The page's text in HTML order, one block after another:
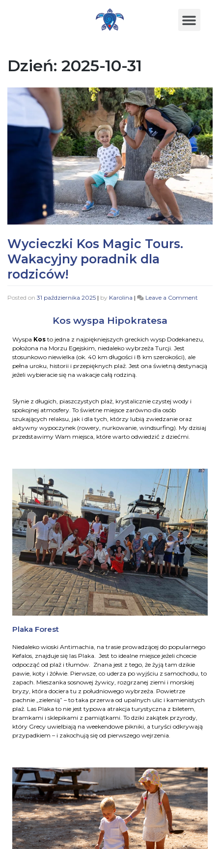
Dzień: 2025-10-31
Wycieczki Kos Magic Tours.
Wakacyjny poradnik dla
rodziców!
Posted on 31 października 2025 | by Karolina | Leave a Comment
Kos wyspa Hipokratesa
Wyspa Kos to jedna z najpiękniejszych greckich wysp Dodekanezu,
położona na Morzu Egejskim, niedaleko wybrzeża Turcji. Jest
stosunkowo niewielka (ok. 40 km długości i 8 km szerokości), ale
pełna uroku, historii i przepięknych plaż. Jest ona świetną destynacją
jeżeli wybieracie się na wakacje całą rodziną.
Słynie z długich, piaszczystych plaż, krystalicznie czystej wody i
spokojnej atmosfery. To świetne miejsce zarówno dla osób
szukających relaksu, jak i dla tych, którzy lubią zwiedzanie oraz
aktywny wypoczynek (rowery, nurkowanie, windsurfing). My dzisiaj
przedstawimy Wam miejsca, które warto odwiedzić z dziećmi.
Plaka Forest
Niedaleko wioski Antimachia, na trasie prowadzącej do popularnego
Kefalos, znajduje się las Plaka. Jest to idealne miejsce jeżeli chcecie
odpocząć od plaż i tłumów. Znana jest z tego, że żyją tam dzikie
pawie, koty i żółwie. Pierwsze, co uderza po wyjściu z samochodu, to
zapach. Mieszanka sosnowej żywicy, rozgrzanej ziemi i morskiej
bryzy, która dociera tu z południowego wybrzeża. Powietrze
pachnie „zielenią” – to taka przerwa od upalnych ulic i kamienistych
plaż. Las Plaka to nie jest typowa atrakcja turystyczna z biletem,
bramkami i sklepikami z pamiątkami. To dziki zakątek przyrody,
który Grecy uwielbiają na weekendowe pikniki, a turyści odkrywają
przypadkiem – i zakochują się od pierwszego wejrzenia.